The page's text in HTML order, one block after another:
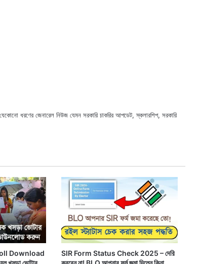
ধরণের জেনারেল নিউজ যেমন সরকারি চাকরির আপডেট, স্কলারশিপ, সরকারি
Download
SIR Form Status Check 2025 – দেরি